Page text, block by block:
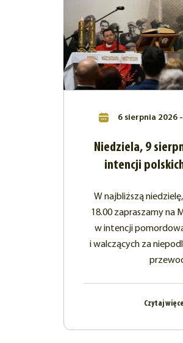
6 sierpnia 2026
Niedziela, 9
intencji
W najbliższą
18.00 zapraszamy na
w intencji
i walczących za
Czytaj